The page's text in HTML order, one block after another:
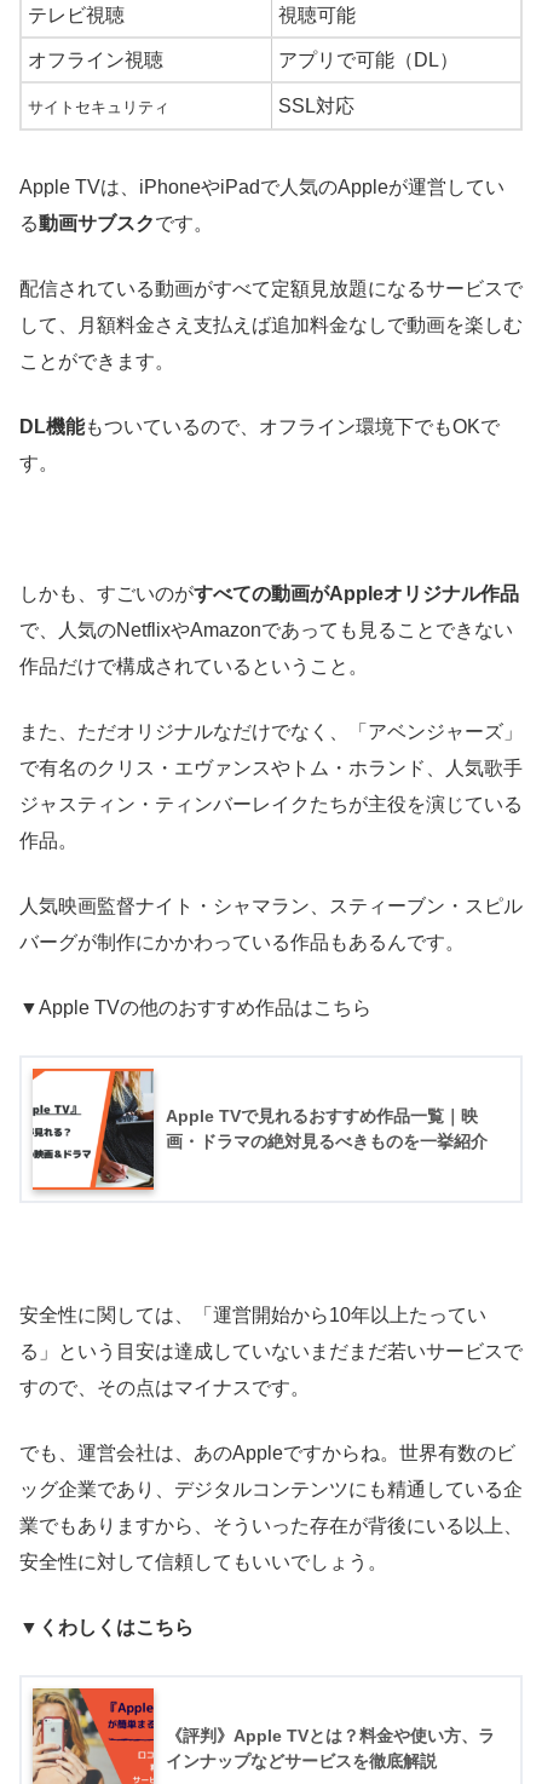
テレビ視聴 視聴可能
オフライン視聴 アプリで可能（DL）
サイトセキュリティ SSL対応
Apple TVは、iPhoneやiPadで人気のAppleが運営してい
る動画サブスクです。
配信されている動画がすべて定額見放題になるサービスで
して、月額料金さえ支払えば追加料金なしで動画を楽しむ
ことができます。
DL機能もついているので、オフライン環境下でもOKで
す。
しかも、すごいのがすべての動画がAppleオリジナル作品
で、人気のNetflixやAmazonであっても見ることできない
作品だけで構成されているということ。
また、ただオリジナルなだけでなく、「アベンジャーズ」
で有名のクリス・エヴァンスやトム・ホランド、人気歌手
ジャスティン・ティンバーレイクたちが主役を演じている
作品。
人気映画監督ナイト・シャマラン、スティーブン・スピル
バーグが制作にかかわっている作品もあるんです。
▼Apple TVの他のおすすめ作品はこちら
Apple TVで見れるおすすめ作品一覧｜映
画・ドラマの絶対見るべきものを一挙紹介
安全性に関しては、「運営開始から10年以上たってい
る」という目安は達成していないまだまだ若いサービスで
すので、その点はマイナスです。
でも、運営会社は、あのAppleですからね。世界有数のビ
ッグ企業であり、デジタルコンテンツにも精通している企
業でもありますから、そういった存在が背後にいる以上、
安全性に対して信頼してもいいでしょう。
▼くわしくはこちら
《評判》Apple TVとは？料金や使い方、ラ
インナップなどサービスを徹底解説